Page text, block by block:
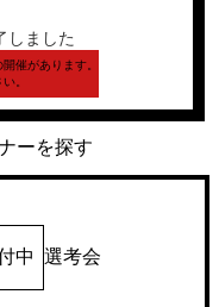
しました
催があります。
。
ーを探す
中 選考会